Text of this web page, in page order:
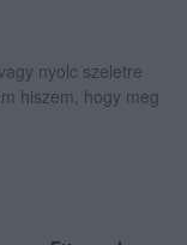
nyolc szeletre
hiszem, hogy meg